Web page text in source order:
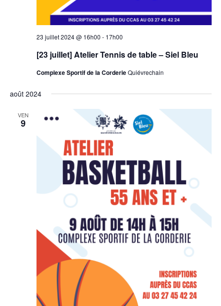
23 juillet 2024 @ 16h00 - 17h00
[23 juillet] Atelier Tennis de table – Siel Bleu
Complexe Sportif de la CorderieQuiévrechain
août 2024
VEN
9